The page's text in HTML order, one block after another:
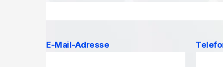
E-Mail-Adresse